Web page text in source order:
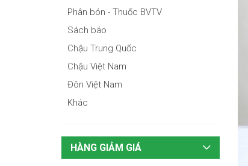
Phân bón - Thuốc BVTV
Sách báo
Chậu Trung Quốc
Chậu Việt Nam
Đôn Việt Nam
Khác
HÀNG GIẢM GIÁ